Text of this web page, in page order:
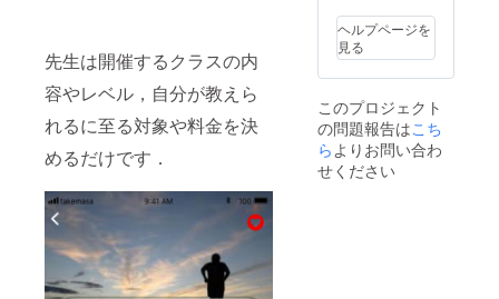
先生は開催するクラスの内
容やレベル，自分が教えら
れるに至る対象や料金を決
めるだけです．
ヘルプページを
見る
このプロジェクト
の問題報告はこち
らよりお問い合わ
せください